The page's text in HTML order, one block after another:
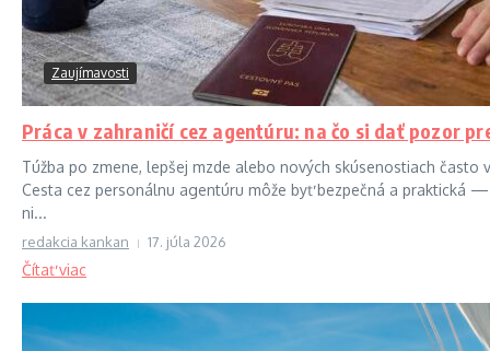
Zaujímavosti
Práca v zahraničí cez agentúru: na čo si dať pozor
Túžba po zmene, lepšej mzde alebo nových skúsenostiach
Cesta cez personálnu agentúru môže byť bezpečná a praktická
ni...
redakcia kankan 17. júla 2026
Čítať viac